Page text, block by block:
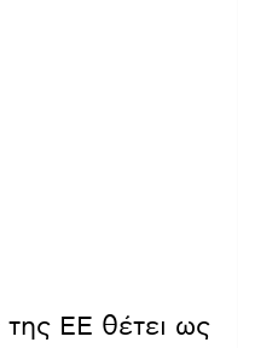
της ΕΕ θέτει ως